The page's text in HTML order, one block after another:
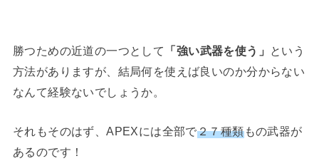
勝つための近道の一つとして 「強い武器を使う」
という
方法がありますが、結局何を使えば良いのか分からない
なんて経験ないでしょうか。
それもそのはず、APEXには全部で２７種類もの武器が
あるのです！